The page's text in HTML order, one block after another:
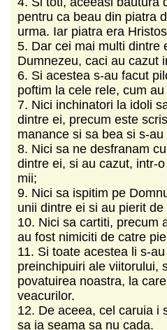
pentru ca beau din piatra
urma. Iar piatra era
5. Dar cei mai multi dintre
Dumnezeu, caci au cazut
6. Si acestea s-au facut
poftim la cele rele, cum
7. Nici inchinatori la idoli
dintre ei, precum este
manance si sa bea si s-au
8. Nici sa ne desfranam
dintre ei, si au cazut, intr-
mii;
9. Nici sa ispitim pe
unii dintre ei si au pierit de
10. Nici sa cartiti, precum
au fost nimiciti de catre
11. Si toate acestea li s-
preinchipuiri ale viitorului,
povatuirea noastra, la
veacurilor.
12. De aceea, cel caruia i
sa ia seama sa nu cada.